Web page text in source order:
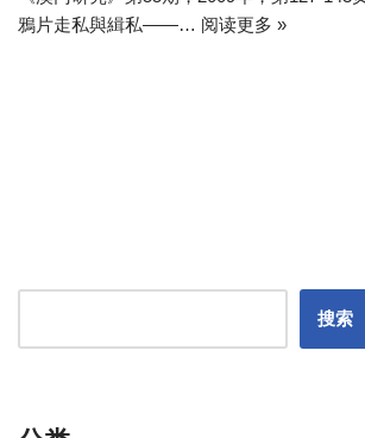
鴉片走私與緝私——… 阅读更多 »
搜索